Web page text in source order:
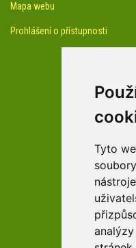
Tyto
Mapa webu
Prohlášení o přístupnosti